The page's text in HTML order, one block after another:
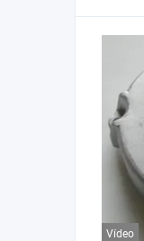
Vídeo